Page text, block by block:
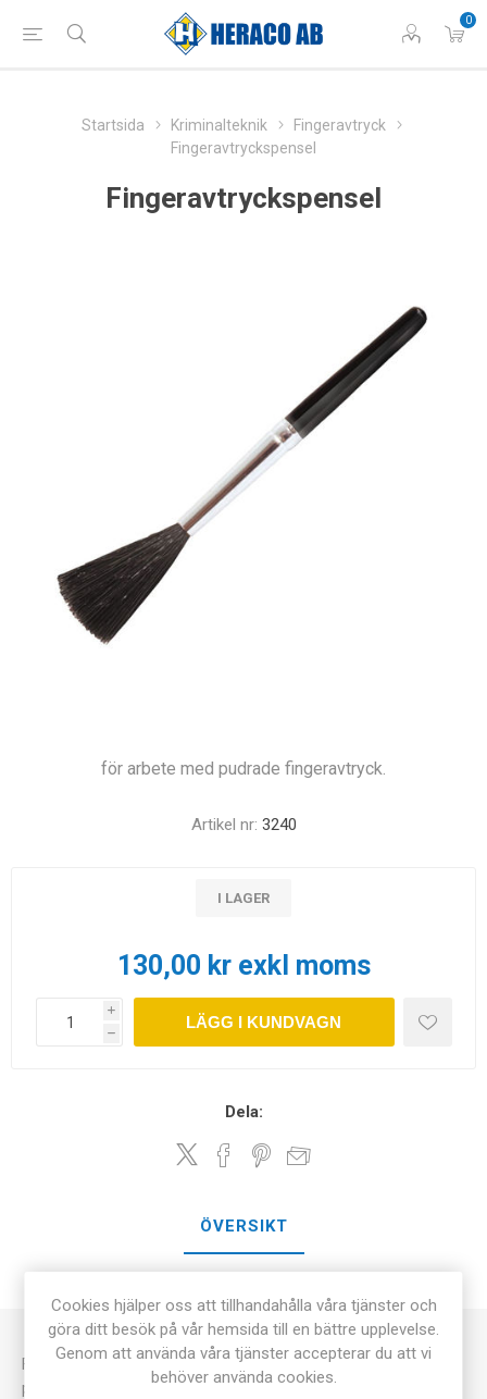
0
Startsida Kriminalteknik
Fingeravtryck
Fingeravtryckspensel
Fingeravtryckspensel
för arbete med pudrade fingeravtryck.
Artikel nr: 3240
I LAGER
130,00 kr exkl moms
i
h
LÄGG I KUNDVAGN
Dela:
ÖVERSIKT
Fin och mjuk borst av kamelhår. Lämplig för arbete med
pudrade fingeravtryck. Levereras med förvaringsbehållare.
Cookies hjälper oss att tillhandahålla våra tjänster och
göra ditt besök på vår hemsida till en bättre upplevelse.
Genom att använda våra tjänster accepterar du att vi
behöver använda cookies.